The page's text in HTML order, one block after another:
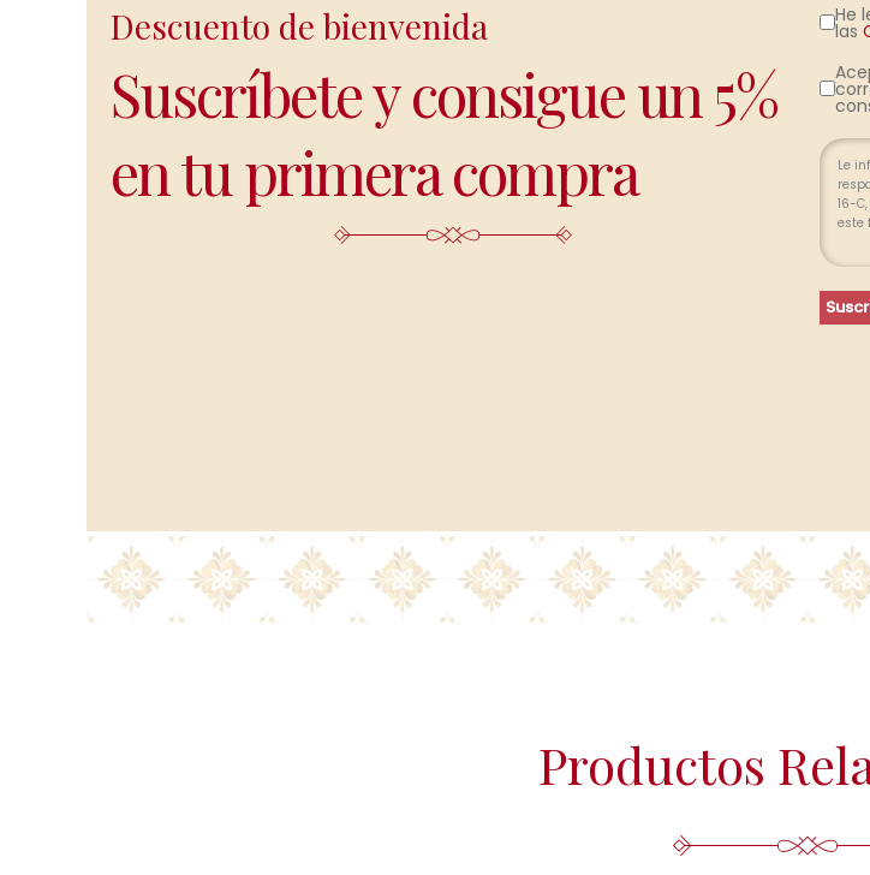
Descuento de bienvenida
Suscríbete y consigue un 5%
en tu primera compra
He
las
Le
16-
este
Productos